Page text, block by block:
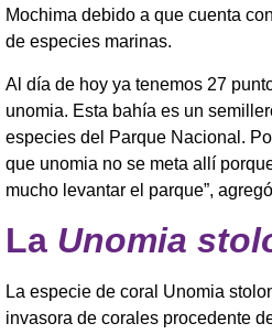
Mochima debido a que cuenta
de especies marinas.
Al día de hoy ya tenemos 27
unomia. Esta bahía es un
especies del Parque Nacional.
que unomia no se meta allí
mucho levantar el parque”,
La Unomia
La especie de coral Unomia
invasora de corales procedente